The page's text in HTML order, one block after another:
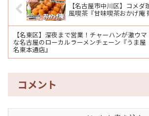
【名古屋市中川区】コメ
風喫茶『甘味喫茶おかげ庵
【名東区】深夜まで営業！チャーハンが激ウマ
な名古屋のローカルラーメンチェーン『うま屋
名東本通店』
コメント